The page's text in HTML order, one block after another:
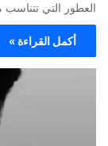
العطور التي تتناسب
أكمل القراءة »